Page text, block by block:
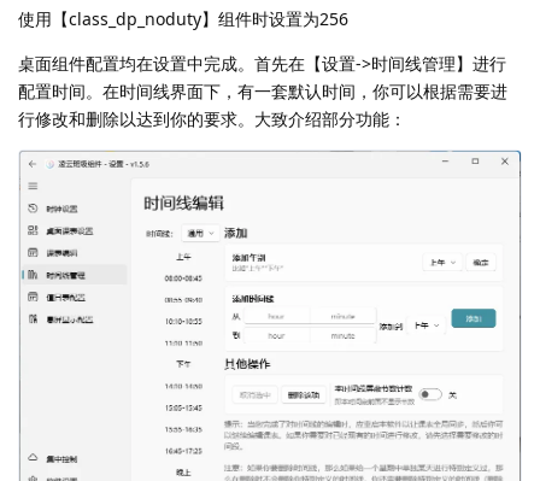
使用【class_dp_noduty】组件时设置为256
桌面组件配置均在设置中完成。首先在【设置->时间线管理】进行
配置时间。在时间线界面下，有一套默认时间，你可以根据需要进
行修改和删除以达到你的要求。大致介绍部分功能：